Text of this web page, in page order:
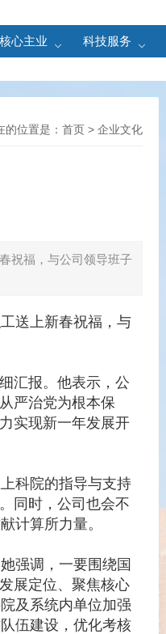
核心主业 科技服务
的位置是： 首页 > 企业文化
祝福，与公司领导班子
送上新春祝福，与
汇报。他表示，公
严治党为根本保
实现新一年发展开
科院的指导与支持
同时，公司也会不
计算所力量。
强调，一要围绕国
展定位、聚焦核心
及系统内单位加强
伍建设，优化考核